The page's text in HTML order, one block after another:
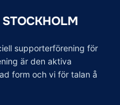
supporterförening för
är den aktiva
form och vi för talan å